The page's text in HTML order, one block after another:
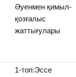
Әуенмен қимыл-
қозғалыс
жаттығулары
1-топ:Эссе